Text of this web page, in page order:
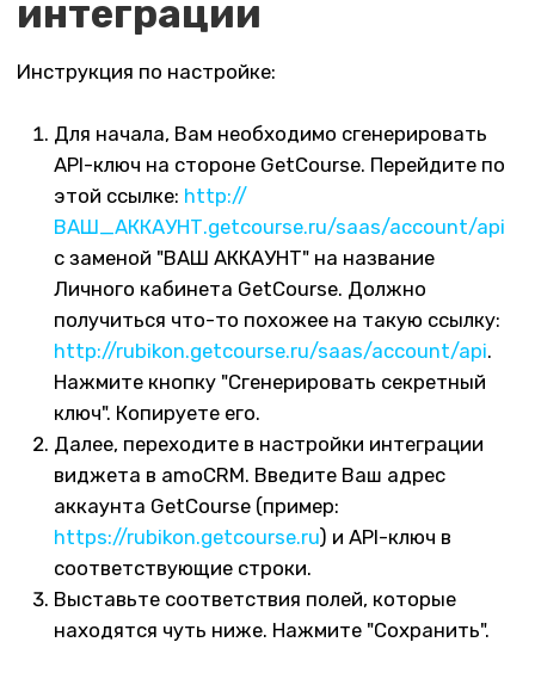
Видео инструкция
Для установки и настройки интеграции
оставьте заявку по форме ниже и мы
свяжемся с Вами в ближайшее время
Связаться
виджета в amoCRM. Введите Ваш адрес
аккаунта GetCourse (пример:
) и API-ключ в
соответствующие строки.
находятся чуть ниже. Нажмите "Сохранить".